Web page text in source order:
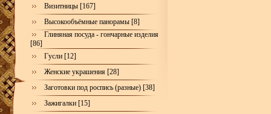
Визитницы [167]
Высокообъёмные панорамы [8]
Глиняная посуда - гончарные изделия
[86]
Гусли [12]
Женские украшения [28]
Заготовки под роспись (разные) [38]
Зажигалки [15]